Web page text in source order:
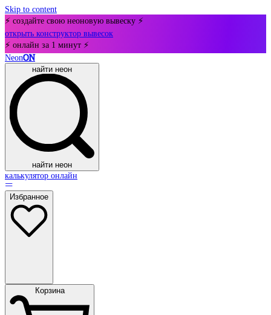
Skip to content
⚡ создайте свою неоновую вывеску ⚡
открыть конструктор вывесок
⚡ онлайн за 1 минут ⚡
NeonON
найти неон
найти неон
калькулятор онлайн
Избранное
Корзина